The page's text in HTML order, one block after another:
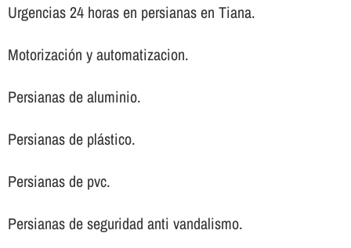
Urgencias 24 horas en persianas en Tiana.
Motorización y automatizacion.
Persianas de aluminio.
Persianas de plástico.
Persianas de pvc.
Persianas de seguridad anti vandalismo.